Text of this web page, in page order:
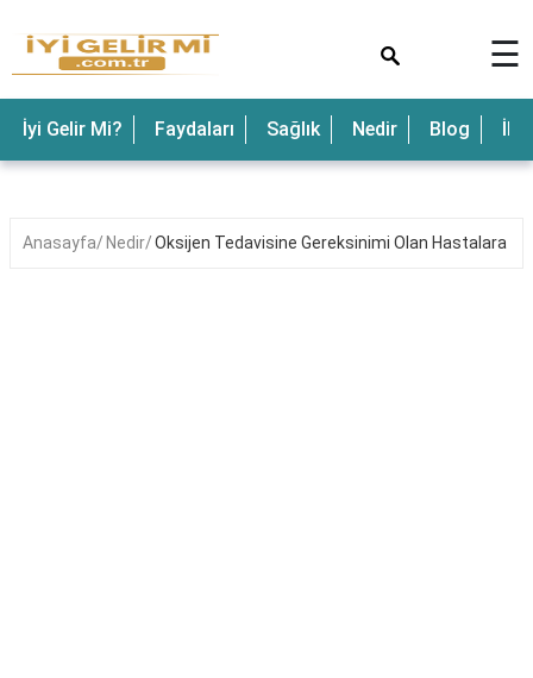
☰
İyi Gelir Mi? Faydaları Sağlık Nedir Blog
Anasayfa Nedir Oksijen Tedavisine Gereksinimi Olan Hastalara